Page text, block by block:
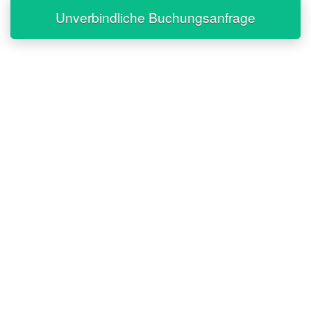
Unverbindliche Buchungsanfrage